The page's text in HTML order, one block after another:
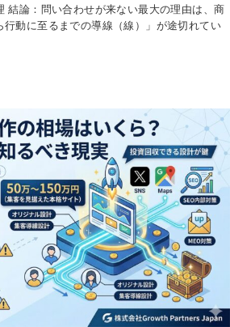
結論：問い合わせが来ない最大の理由は、商
動に至るまでの導線（線）」が途切れてい